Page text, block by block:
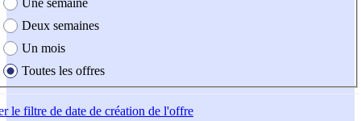
Deux semaines
Un mois
Toutes les offres
le filtre de date de création de l'offre